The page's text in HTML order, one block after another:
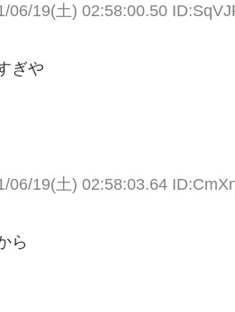
06/19(土) 02:58:00.50
ぎや
06/19(土) 02:58:03.64
ら